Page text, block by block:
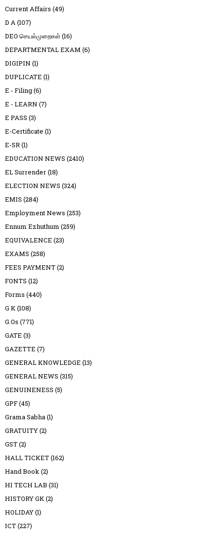
Current Affairs (49)
D A(107)
DEO செயல்முறைகள்(16)
DEPARTMENTAL EXAM (6)
DIGIPIN (1)
DUPLICATE (1)
E - Filing(6)
E - LEARN (7)
E PASS (3)
E-Certificate (1)
E-SR(1)
EDUCATION NEWS (2410)
EL Surrender(18)
ELECTION NEWS (324)
EMIS (284)
Employment News (253)
Ennum Ezhuthum (259)
EQUIVALENCE (23)
EXAMS (258)
FEES PAYMENT(2)
FONTS (12)
Forms (440)
G K(108)
G.Os (771)
GATE (3)
GAZETTE (7)
GENERAL KNOWLEDGE (13)
GENERAL NEWS (315)
GENUINENESS (5)
GPF(45)
Grama Sabha(1)
GRATUITY(2)
GST(2)
HALL TICKET(162)
Hand Book(2)
HI TECH LAB (31)
HISTORY GK(2)
HOLIDAY(1)
ICT(227)